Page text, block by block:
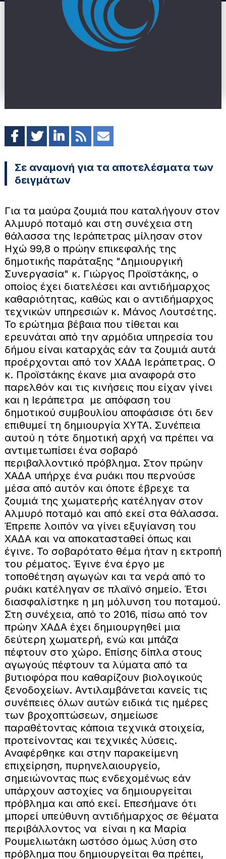
Σε αναμονή για τα αποτελέσματα των
δειγμάτων
Για τα μαύρα ζουμιά που καταλήγουν στον
Αλμυρό ποταμό και στη συνέχεια στη
θάλασσα της Ιεράπετρας μίλησαν στον
Ηχώ 99,8 ο πρώην επικεφαλής της
δημοτικής παράταξης "Δημιουργική
Συνεργασία" κ. Γιώργος Προϊστάκης, ο
οποίος έχει διατελέσει και αντιδήμαρχος
καθαριότητας, καθώς και ο αντιδήμαρχος
τεχνικών υπηρεσιών κ. Μάνος Λουτσέτης.
Το ερώτημα βέβαια που τίθεται και
ερευνάται από την αρμόδια υπηρεσία του
δήμου είναι καταρχάς εάν τα ζουμιά αυτά
προέρχονται από τον ΧΑΔΑ Ιεράπετρας. Ο
κ. Προϊστάκης έκανε μια αναφορά στο
παρελθόν και τις κινήσεις που είχαν γίνει
και η Ιεράπετρα με απόφαση του
δημοτικού συμβουλίου αποφάσισε ότι δεν
επιθυμεί τη δημιουργία ΧΥΤΑ. Συνέπεια
αυτού η τότε δημοτική αρχή να πρέπει να
αντιμετωπίσει ένα σοβαρό
περιβαλλοντικό πρόβλημα. Στον πρώην
ΧΑΔΑ υπήρχε ένα ρυάκι που περνούσε
μέσα από αυτόν και όποτε έβρεχε τα
ζουμιά της χωματερής κατέληγαν στον
Αλμυρό ποταμό και από εκεί στα θάλασσα.
Έπρεπε λοιπόν να γίνει εξυγίανση του
ΧΑΔΑ και να αποκατασταθεί όπως και
έγινε. Το σοβαρότατο θέμα ήταν η εκτροπή
του ρέματος. Έγινε ένα έργο με
τοποθέτηση αγωγών και τα νερά από το
ρυάκι κατέληγαν σε πλαϊνό σημείο. Έτσι
διασφαλίστηκε η μη μόλυνση του ποταμού.
Στη συνέχεια, από το 2016, πίσω από τον
πρώην ΧΑΔΑ έχει δημιουργηθεί μια
δεύτερη χωματερή, ενώ και μπάζα
πέφτουν στο χώρο. Επίσης δίπλα στους
αγωγούς πέφτουν τα λύματα από τα
βυτιοφόρα που καθαρίζουν βιολογικούς
ξενοδοχείων. Αντιλαμβάνεται κανείς τις
συνέπειες όλων αυτών ειδικά τις ημέρες
των βροχοπτώσεων, σημείωσε
παραθέτοντας κάποια τεχνικά στοιχεία,
προτείνοντας και τεχνικές λύσεις.
Αναφέρθηκε και στην παρακείμενη
επιχείρηση, πυρηνελαιουργείο,
σημειώνοντας πως ενδεχομένως εάν
υπάρχουν αστοχίες να δημιουργείται
πρόβλημα και από εκεί. Επεσήμανε ότι
μπορεί υπεύθυνη αντιδήμαρχος σε θέματα
περιβάλλοντος να είναι η κα Μαρία
Ρουμελιωτάκη ωστόσο όμως λύση στο
πρόβλημα που δημιουργείται θα πρέπει,